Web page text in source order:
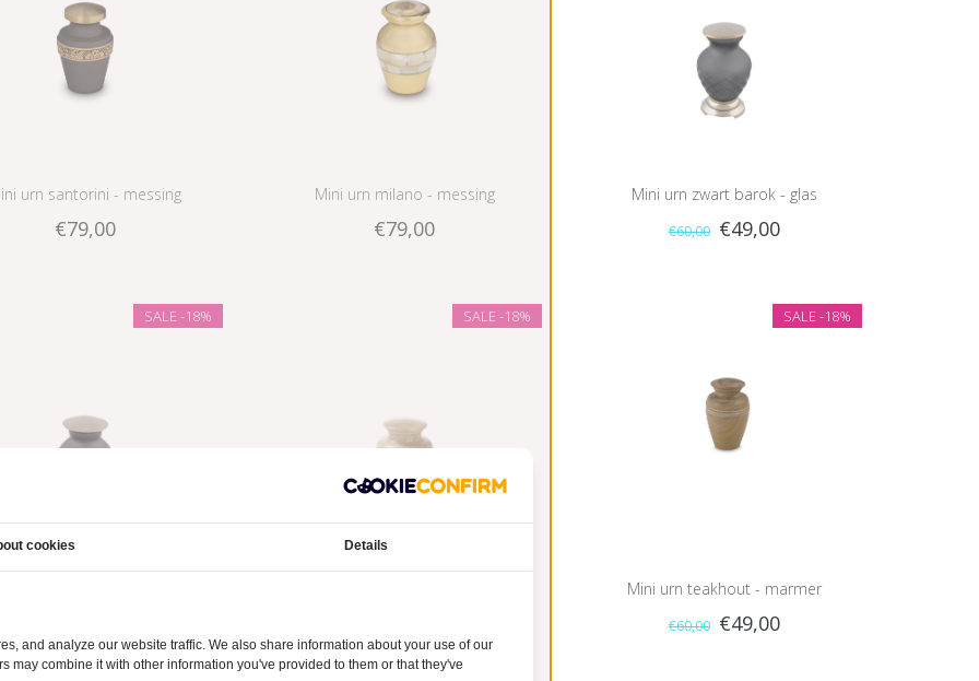
urn santorini - messing
€79,00
Mini urn milano - messing
€79,00
Mini urn zwart barok - glas
€60,00 €49,00
SALE -18% SALE-18% SALE-18%
Mini urn teakhout - marmer
€60,00 €49,00
cookies Details
and analyze our website traffic. We also share information about your use of our
combine it with other information you've provided to them or that they've